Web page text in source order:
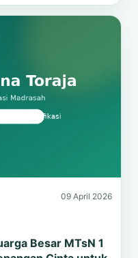
madrasah.
09 April 2026